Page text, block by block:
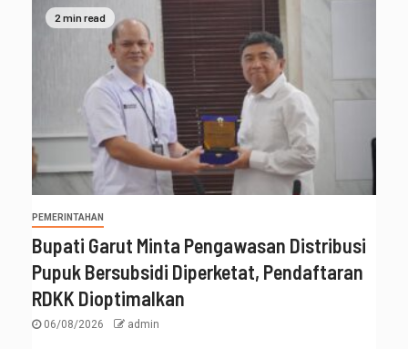
2 min read
PEMERINTAHAN
Bupati Garut Minta Pengawasan Distribusi
Pupuk Bersubsidi Diperketat, Pendaftaran
RDKK Dioptimalkan
06/08/2026 admin